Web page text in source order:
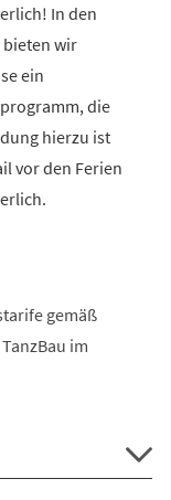
In den
bieten wir
ein
die
hierzu ist
vor den Ferien
gemäß
im